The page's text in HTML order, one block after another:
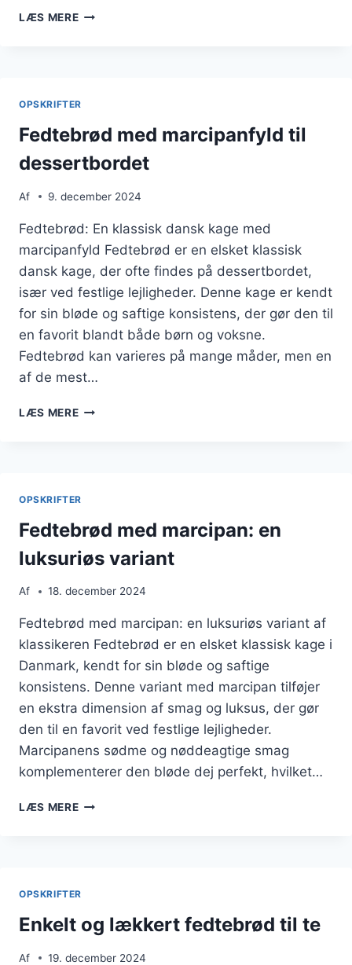
LÆS MEREFEDTEBRØD
OPSKRIFTER
Fedtebrød med marcipanfyld til
dessertbordet
Af 9. december 2024
Fedtebrød: En klassisk dansk kage med
marcipanfyld Fedtebrød er en elsket klassisk
dansk kage, der ofte findes på dessertbordet,
især ved festlige lejligheder. Denne kage er kendt
for sin bløde og saftige konsistens, der gør den til
en favorit blandt både børn og voksne.
Fedtebrød kan varieres på mange måder, men en
af de mest…
LÆS MEREFEDTEBRØD
OPSKRIFTER
Fedtebrød med marcipan: en
luksuriøs variant
Af 18. december 2024
Fedtebrød med marcipan: en luksuriøs variant af
klassikeren Fedtebrød er en elsket klassisk kage i
Danmark, kendt for sin bløde og saftige
konsistens. Denne variant med marcipan tilføjer
en ekstra dimension af smag og luksus, der gør
den til en favorit ved festlige lejligheder.
Marcipanens sødme og nøddeagtige smag
komplementerer den bløde dej perfekt, hvilket…
LÆS MEREFEDTEBRØD
OPSKRIFTER
Enkelt og lækkert fedtebrød til te
Af 19. december 2024